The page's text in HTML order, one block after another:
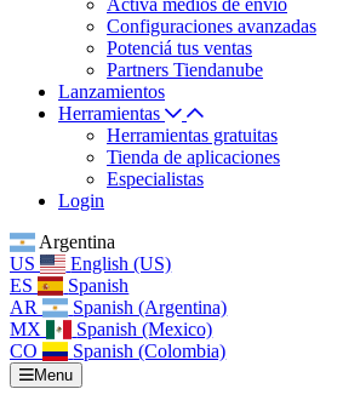
Activá medios de envío
Configuraciones avanzadas
Potenciá tus ventas
Partners Tiendanube
Lanzamientos
Herramientas
Herramientas gratuitas
Tienda de aplicaciones
Especialistas
Login
Argentina
US
English (US)
ES
Spanish
AR
Spanish (Argentina)
MX
Spanish (Mexico)
CO
Spanish (Colombia)
Menu